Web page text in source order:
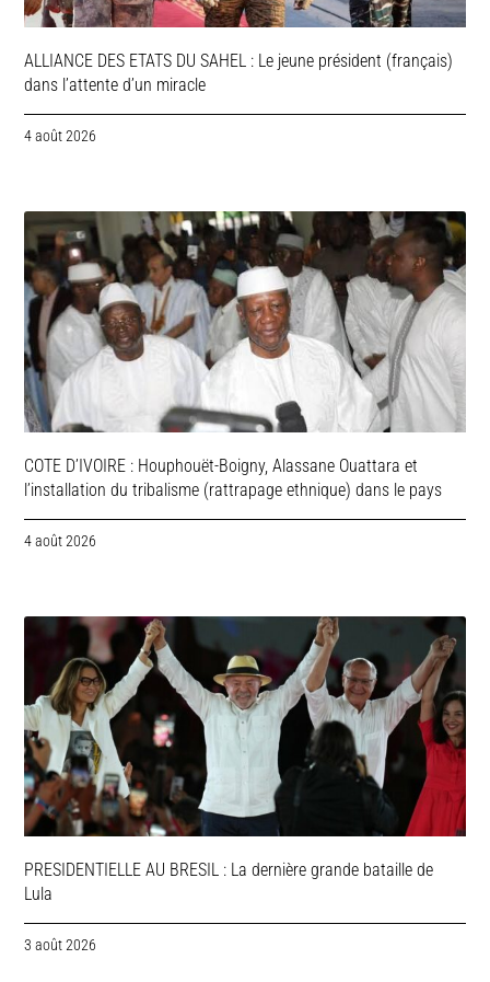
ALLIANCE DES ETATS DU SAHEL : Le jeune président (français)
dans l’attente d’un miracle
4 août 2026
COTE D’IVOIRE : Houphouët-Boigny, Alassane Ouattara et
l’installation du tribalisme (rattrapage ethnique) dans le pays
4 août 2026
PRESIDENTIELLE AU BRESIL : La dernière grande bataille de
Lula
3 août 2026